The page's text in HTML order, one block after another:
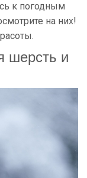
к погодным
на них!
шерсть и